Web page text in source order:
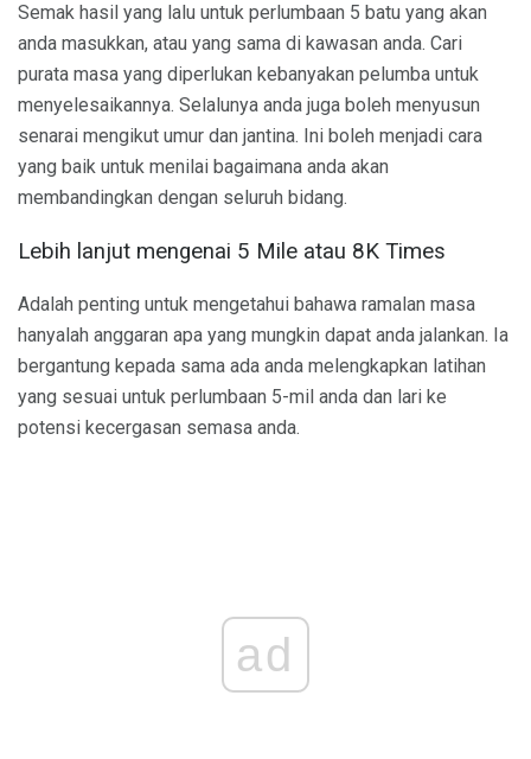
Semak hasil yang lalu untuk perlumbaan 5 batu yang akan
anda masukkan, atau yang sama di kawasan anda. Cari
purata masa yang diperlukan kebanyakan pelumba untuk
menyelesaikannya. Selalunya anda juga boleh menyusun
senarai mengikut umur dan jantina. Ini boleh menjadi cara
yang baik untuk menilai bagaimana anda akan
membandingkan dengan seluruh bidang.
Lebih lanjut mengenai 5 Mile atau 8K Times
Adalah penting untuk mengetahui bahawa ramalan masa
hanyalah anggaran apa yang mungkin dapat anda jalankan. Ia
bergantung kepada sama ada anda melengkapkan latihan
yang sesuai untuk perlumbaan 5-mil anda dan lari ke
potensi kecergasan semasa anda.
ad